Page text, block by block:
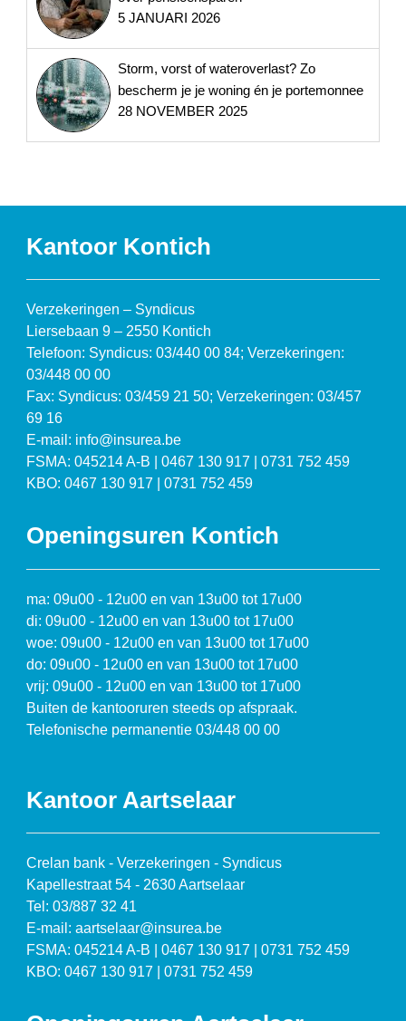
5 JANUARI 2026
Storm, vorst of wateroverlast? Zo
bescherm je je woning én je portemonnee
28 NOVEMBER 2025
Kantoor Kontich
Verzekeringen – Syndicus
Liersebaan 9 – 2550 Kontich
Telefoon: Syndicus: 03/440 00 84; Verzekeringen:
03/448 00 00
Fax: Syndicus: 03/459 21 50; Verzekeringen: 03/457
69 16
E-mail: info@insurea.be
FSMA: 045214 A-B | 0467 130 917 | 0731 752 459
KBO: 0467 130 917 | 0731 752 459
Openingsuren Kontich
ma: 09u00 - 12u00 en van 13u00 tot 17u00
di: 09u00 - 12u00 en van 13u00 tot 17u00
woe: 09u00 - 12u00 en van 13u00 tot 17u00
do: 09u00 - 12u00 en van 13u00 tot 17u00
vrij: 09u00 - 12u00 en van 13u00 tot 17u00
Buiten de kantooruren steeds op afspraak.
Telefonische permanentie 03/448 00 00
Kantoor Aartselaar
Crelan bank - Verzekeringen - Syndicus
Kapellestraat 54 - 2630 Aartselaar
Tel: 03/887 32 41
E-mail: aartselaar@insurea.be
FSMA: 045214 A-B | 0467 130 917 | 0731 752 459
KBO: 0467 130 917 | 0731 752 459